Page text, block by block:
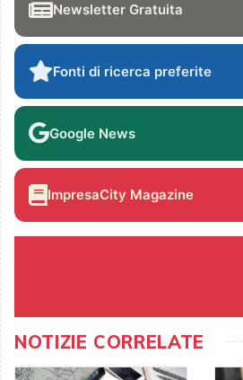
Newsletter Gratuita
Fonti di ricerca preferite
Google News
ImpresaCity Magazine
NOTIZIE CORRELATE